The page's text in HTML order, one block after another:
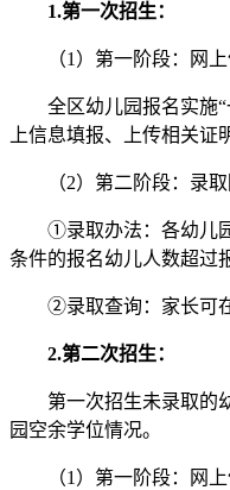
1.第一次招生：
（1）第一阶段：网上信
全区幼儿园报名实施“一
上信息填报、上传相关证
（2）第二阶段：录取
①录取办法：各幼儿园
条件的报名幼儿人数超过
②录取查询：家长可在6
2.第二次招生：
第一次招生未录取的幼
园空余学位情况。
（1）第一阶段：网上信